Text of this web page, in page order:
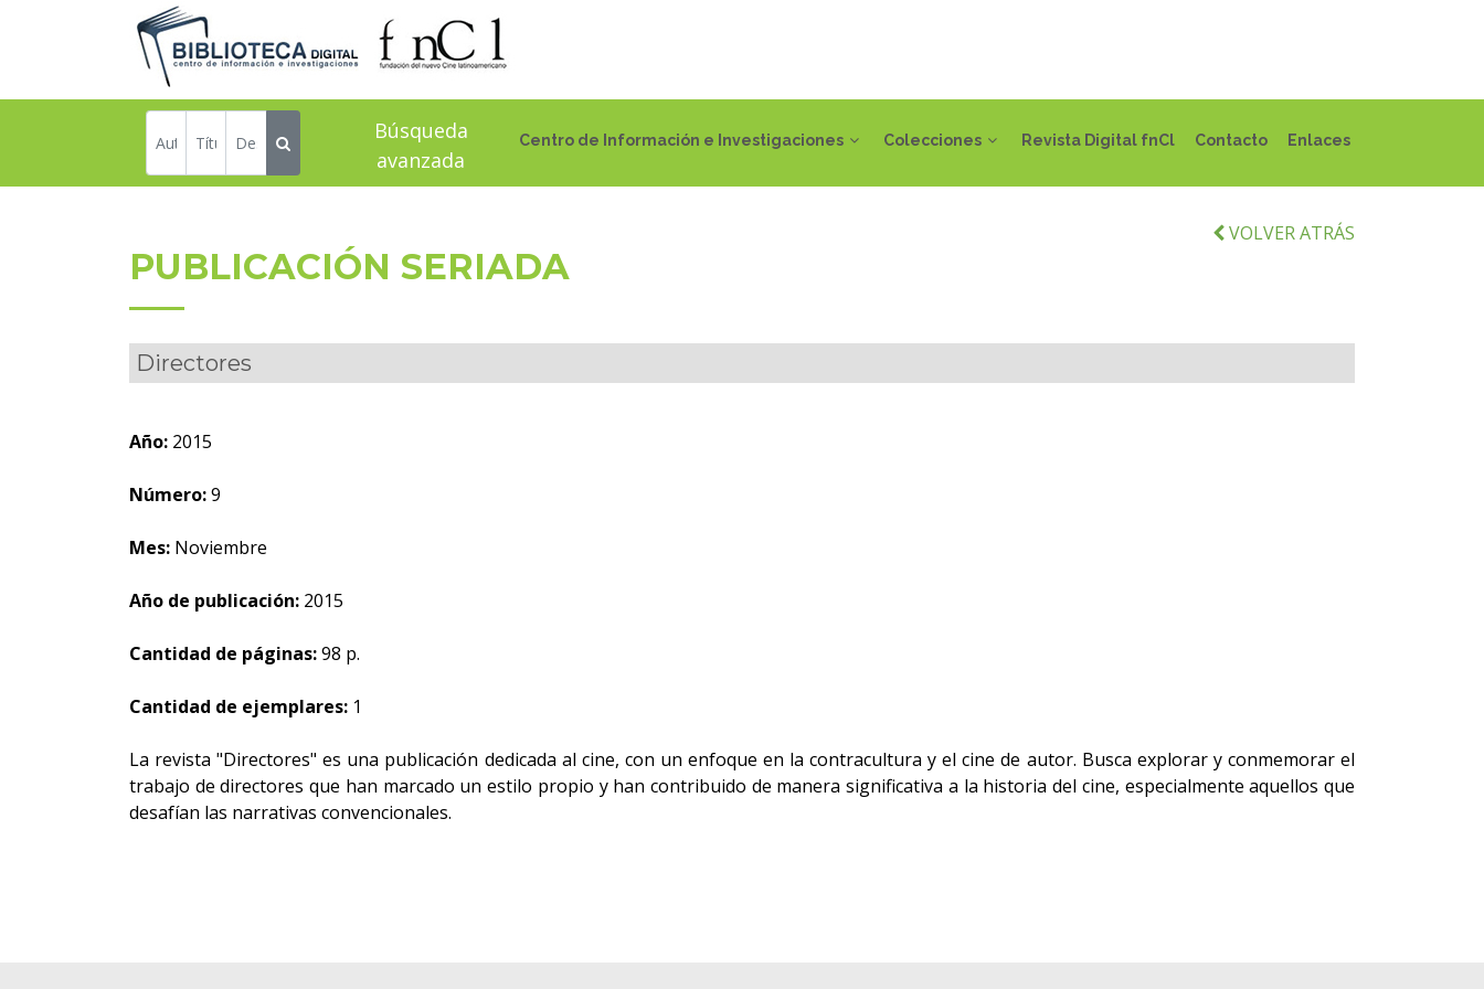
Centro de Información e Investigaciones Colecciones Revista Digital fnCl Contacto Enlaces
Búsqueda
avanzada
VOLVER ATRÁS
PUBLICACIÓN SERIADA
Directores
Año: 2015
Número:9
Mes: Noviembre
Año de publicación: 2015
Cantidad de páginas:98 p.
Cantidad de ejemplares: 1
La revista "Directores" es una publicación dedicada al cine, con un enfoque en la contracultura y el cine de autor. Busca explorar y conmemorar el
trabajo de directores que han marcado un estilo propio y han contribuido de manera significativa a la historia del cine, especialmente aquellos que
desafían las narrativas convencionales.